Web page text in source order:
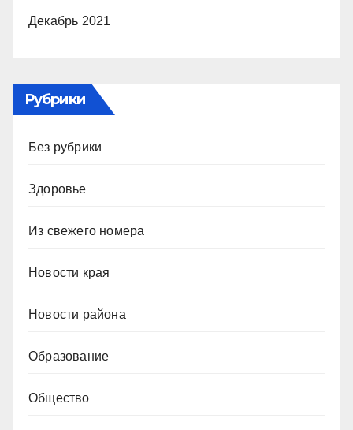
Декабрь 2021
Рубрики
Без рубрики
Здоровье
Из свежего номера
Новости края
Новости района
Образование
Общество